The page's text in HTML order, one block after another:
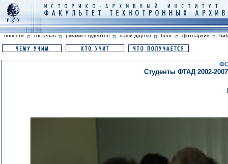
новости гостевая руками студентов наши друзья блог фотоархив
Студенты ФТАД 2002-